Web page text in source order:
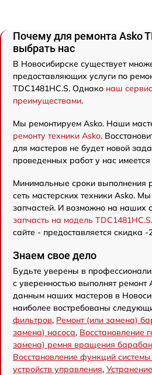
Почему для ремонта Asko
выбрать нас
В Новосибирске существует
предоставляющих услуги по
TDC1481HC.S. Однако наш
преимуществами.
Мы ремонтируем Asko. Наши
ремонту техники Asko.
для мастеров не будет новой
проведенных работ у нас имеется
Минимальные сроки выполнения
сеть мастерских техники Asko.
запчастей. И возможно на наших
запчасть на модель TDC1481HC.S
сайте - предоставляется скидка -
Знаем свое дело
Будьте уверены в
с уверенностью выполнят ремонт
данным наших мастеров в
наиболее востребованы
фильтров, Ремонт (или замена)
замена) насоса, Восстановление
замена) ремня вращения
Восстановление функций
устройств управления,